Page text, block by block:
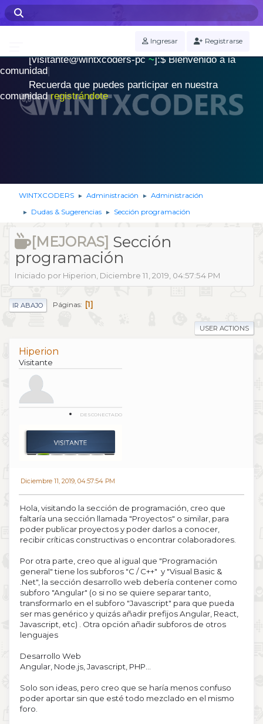
Ingresar Registrarse
WINTXCODERS Terminal
[visitante@wintxcoders-pc~]:$ .
Bienvenido a la
comunidad|
Recuerda que puedes participar en nuestra
comunidadregistrándote
WINTXCODERS ► Administración ► Administración
► Dudas & Sugerencias ► Sección programación
[MEJORAS] Sección
programación
Iniciado por Hiperion, Diciembre 11, 2019, 04:57:54 PM
IR ABAJO Páginas 1
USER ACTIONS
Hiperion
Visitante
DESCONECTADO
Diciembre 11, 2019, 04:57:54 PM
Hola, visitando la sección de programación, creo que
faltaría una sección llamada "Proyectos" o similar, para
poder publicar proyectos y poder darlos a conocer,
recibir críticas constructivas o encontrar colaboradores.
Por otra parte, creo que al igual que "Programación
general" tiene los subforos "C / C++" y "Visual Basic &
.Net", la sección desarrollo web debería contener como
subforo "Angular" (o si no se quiere separar tanto,
transformarlo en el subforo "Javascript" para que pueda
ser mas genérico y quizás añadir prefijos Angular, React,
Javascript, etc) . Otra opción añadir subforos de otros
lenguajes
Desarrollo Web
Angular, Node.js, Javascript, PHP...
Solo son ideas, pero creo que se haría menos confuso
poder aportar sin que esté todo mezclado en el mismo
foro.